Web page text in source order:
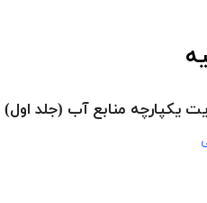
یکپارچه منابع آب (جلد اول)